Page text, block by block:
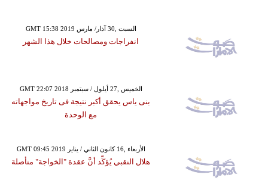
GMT 15:38 2019 السبت ,30 آذار/ مارس
انفراجات ومصالحات خلال هذا الشهر
GMT 22:07 2018 الخميس ,27 أيلول / سبتمبر
بنى ياس يحقق أكبر نتيجة فى تاريخ مواجهاته
مع الوحدة
GMT 09:45 2019 الأربعاء ,16 كانون الثاني / يناير
هلال النقبي يُؤكِّد أنَّ عقدة "الخواجة" متأصلة